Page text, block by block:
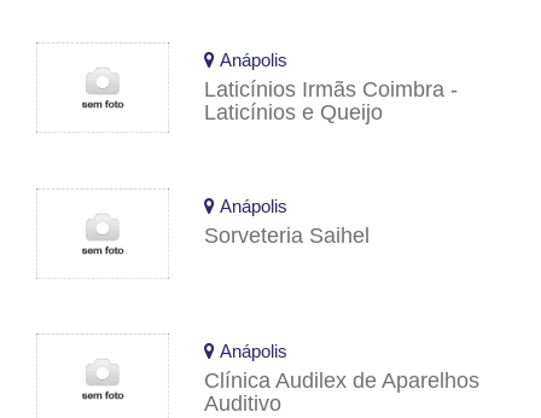
Anápolis
Laticínios Irmãs Coimbra -
Laticínios e Queijo
Anápolis
Sorveteria Saihel
Anápolis
Clínica Audilex de Aparelhos
Auditivo